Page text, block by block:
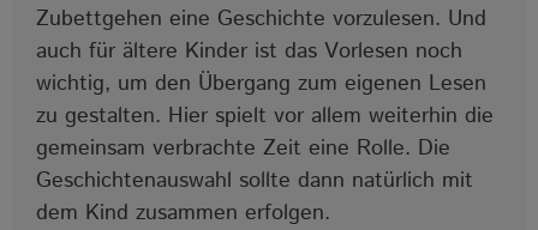
Zubettgehen eine Geschichte vorzulesen. Und
auch für ältere Kinder ist das Vorlesen noch
wichtig, um den Übergang zum eigenen Lesen
zu gestalten. Hier spielt vor allem weiterhin die
gemeinsam verbrachte Zeit eine Rolle. Die
Geschichtenauswahl sollte dann natürlich mit
dem Kind zusammen erfolgen.